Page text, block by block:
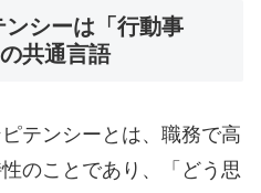
シーは「行動事
共通言語
テンシーとは、職務で高
のことであり、「どう思